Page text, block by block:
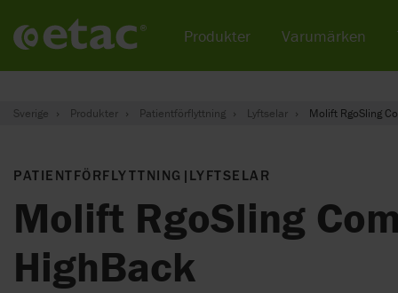
Sverige Produkter Patientförflyttning Lyftselar Molift RgoSling
PATIENTFÖRFLYTTNING | LYFTSELAR
Molift RgoSling
HighBack
Produkter Varumärken